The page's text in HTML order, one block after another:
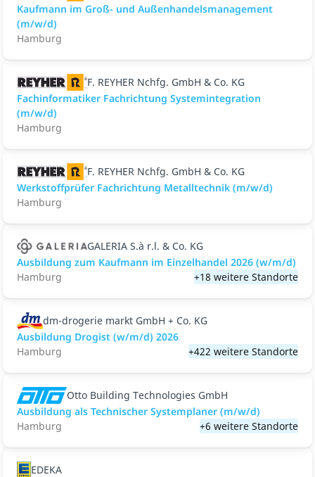
Kaufmann im Groß- und Außenhandelsmanagement
(m/w/d)
Hamburg
F. REYHER Nchfg. GmbH & Co. KG
Fachinformatiker Fachrichtung Systemintegration
(m/w/d)
Hamburg
F. REYHER Nchfg. GmbH & Co. KG
Werkstoffprüfer Fachrichtung Metalltechnik (m/w/d)
Hamburg
GALERIA S.à r.l. & Co. KG
Ausbildung zum Kaufmann im Einzelhandel 2026 (w/m/d)
Hamburg
+18 weitere Standorte
dm-drogerie markt GmbH + Co. KG
Ausbildung Drogist (w/m/d) 2026
Hamburg
+422 weitere Standorte
Otto Building Technologies GmbH
Ausbildung als Technischer Systemplaner (m/w/d)
Hamburg
+6 weitere Standorte
EDEKA